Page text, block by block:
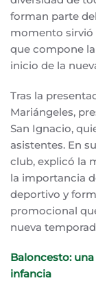
forman parte
momento sirvió
que compone
inicio de la
Tras la
Mariángeles,
San Ignacio,
asistentes. En
club, explicó la
la importancia
deportivo y
promocional
nueva
Baloncesto:
infancia